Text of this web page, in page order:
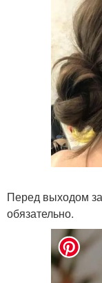
Перед выходом
обязательно.